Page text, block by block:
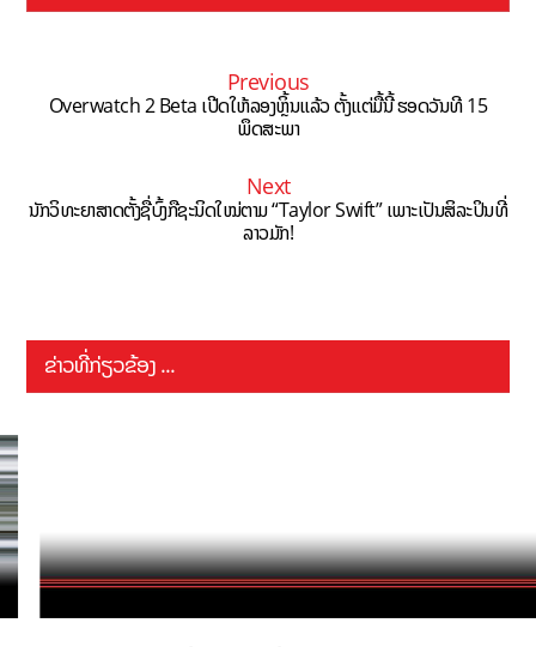
Previous
Overwatch 2 Beta ເປີດໃຫ້ລອງຫຼິ້ນແລ້ວ ຕັ້ງແຕ່ມື້ນີ້ ຮອດວັນທີ 15
ພຶດສະພາ
Next
ນັກວິທະຍາສາດຕັ້ງຊື່ບົ້ງກືຊະນິດໃໝ່ຕາມ “Taylor Swift” ເພາະເປັນສິລະປິນທີ່
ລາວມັກ!
ຂ່າວທີ່ກ່ຽວຂ້ອງ ...